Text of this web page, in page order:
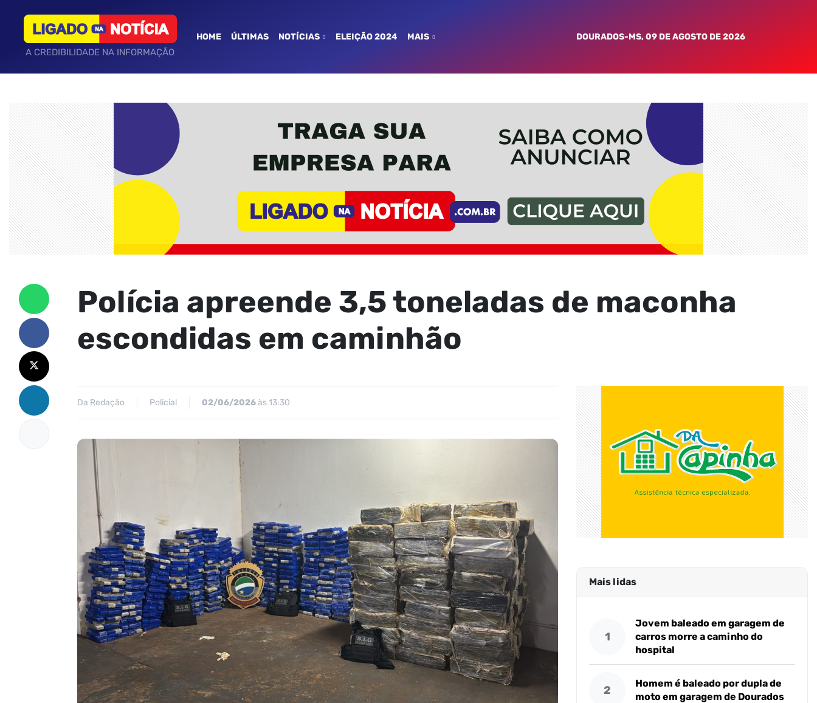
A CREDIBILIDADE NA INFORMAÇÃO
HOME ÚLTIMAS NOTÍCIAS ELEIÇÃO 2024 MAIS DOURADOS-MS, 09 DE AGOSTO DE 2026
Polícia apreende 3,5 toneladas de maconha
escondidas em caminhão
Da Redação Policial 02/06/2026às 13:30
Mais lidas
1
Jovem baleado em garagem de
carros morre a caminho do
hospital
2
Homem é baleado por dupla de
moto em garagem de Dourados